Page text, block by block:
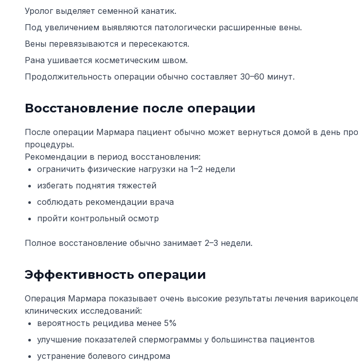
Уролог выделяет семенной канатик.
Под увеличением выявляются патологически расширенные вены.
Вены перевязываются и пересекаются.
Рана ушивается косметическим швом.
Продолжительность операции обычно составляет 30–60 минут.
Восстановление после операции
После операции Мармара пациент обычно может вернуться домой в день
процедуры.
Рекомендации в период восстановления:
ограничить физические нагрузки на 1–2 недели
избегать поднятия тяжестей
соблюдать рекомендации врача
пройти контрольный осмотр
Полное восстановление обычно занимает 2–3 недели.
Эффективность операции
Операция Мармара показывает очень высокие результаты лечения
клинических исследований:
вероятность рецидива менее 5%
улучшение показателей спермограммы у большинства пациентов
устранение болевого синдрома